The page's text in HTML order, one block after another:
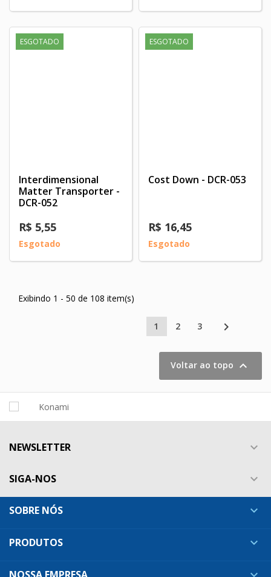
ESGOTADO
Interdimensional
Matter Transporter -
DCR-052
R$ 5,55
Esgotado
ESGOTADO
Cost Down - DCR-053
R$ 16,45
Esgotado
Exibindo 1 - 50 de 108 item(s)
1 2 3 
Voltar ao topo 
NEWSLETTER 
SIGA-NOS 
SOBRE NÓS 
PRODUTOS 